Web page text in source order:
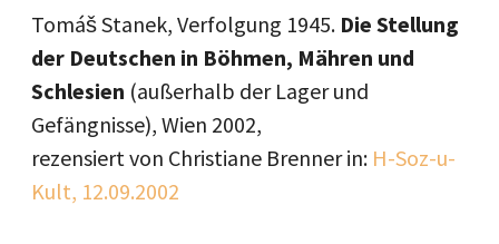
Tomáš Stanek, Verfolgung 1945. Die Stellung
der Deutschen in Böhmen, Mähren und
Schlesien (außerhalb der Lager und
Gefängnisse), Wien 2002,
rezensiert von Christiane Brenner in: H-Soz-u-
Kult, 12.09.2002